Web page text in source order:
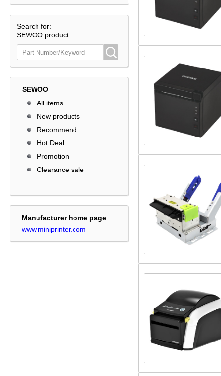
Search for:
SEWOO product
SEWOO
All items
New products
Recommend
Hot Deal
Promotion
Clearance sale
Manufacturer home page
www.miniprinter.com